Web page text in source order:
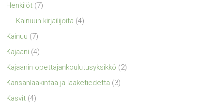
Henkilöt (7)
Kainuun kirjailijoita (4)
Kainuu (7)
Kajaani (4)
Kajaanin opettajankoulutusyksikkö (2)
Kansanlääkintää ja lääketiedettä (3)
Kasvit (4)